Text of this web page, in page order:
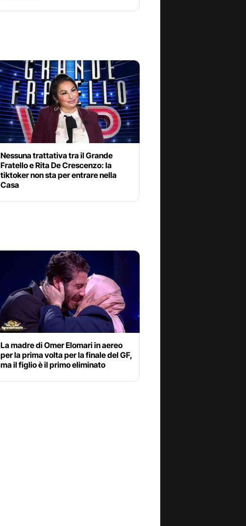
Nessuna trattativa tra il Grande
Fratello e Rita De Crescenzo: la
tiktoker non sta per entrare nella
Casa
La madre di Omer Elomari in aereo
per la prima volta per la finale del GF,
ma il figlio è il primo eliminato